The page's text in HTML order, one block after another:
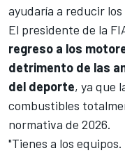
ayudaría a reducir los
El presidente de la
regreso a los
detrimento de las
del deporte, ya que
combustibles
normativa de 2026.
"Tienes a los